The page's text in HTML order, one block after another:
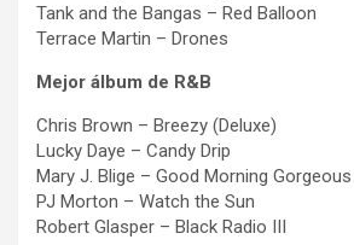
Tank and the Bangas – Red Balloon
Terrace Martin – Drones
Mejor álbum de R&B
Chris Brown – Breezy (Deluxe)
Lucky Daye – Candy Drip
Mary J. Blige – Good Morning Gorgeous
PJ Morton – Watch the Sun
Robert Glasper – Black Radio III